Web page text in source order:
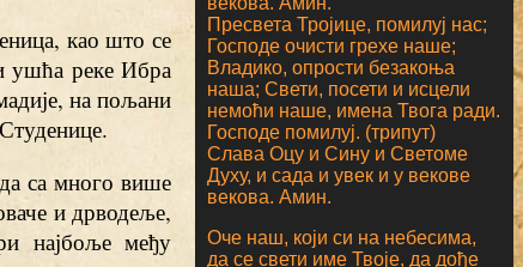
као што се
ушћа реке Ибра
на пољани
са много више
и дрводеље,
најбоље међу
Пресвета Тројице, помилуј нас;
Господе очисти грехе наше;
Владико, опрости безакоња
наша; Свети, посети и исцели
немоћи наше, имена Твога ради.
Господе помилуј. (трипут)
Слава Оцу и Сину и Светоме
Духу, и сада и увек и у векове
векова. Амин.
Оче наш, који си на небесима,
да се свети име Твоје, да дође